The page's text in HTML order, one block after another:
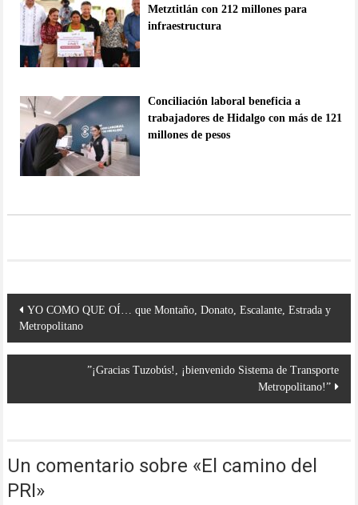
Metztitlán con 212 millones para
infraestructura
Conciliación laboral beneficia a
trabajadores de Hidalgo con más de 121
millones de pesos
Navegación
de
entradas
YO COMO QUE OÍ… que Montaño, Donato, Escalante, Estrada y
Metropolitano
”¡Gracias Tuzobús!, ¡bienvenido Sistema de Transporte
Metropolitano!”
Un comentario sobre «El camino del
PRI»